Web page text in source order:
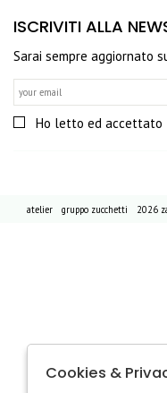
ISCRIVITI ALLA
Sarai sempre aggiornato
Ho letto ed accettato
2026
atelier gruppo zucchetti
Cookies &